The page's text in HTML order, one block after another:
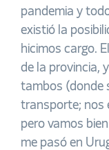
pandemia y
existió la
hicimos cargo.
de la provincia,
tambos (donde
transporte; nos
pero vamos
me pasó en